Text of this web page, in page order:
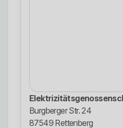
Burgberger Str. 24
87549 Rettenberg